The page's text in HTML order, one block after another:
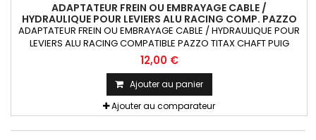
ADAPTATEUR FREIN OU EMBRAYAGE CABLE /
HYDRAULIQUE POUR LEVIERS ALU RACING COMP. PAZZO
TITAX CHAFT PUIG RIZOMA X1
ADAPTATEUR FREIN OU EMBRAYAGE CABLE / HYDRAULIQUE POUR
LEVIERS ALU RACING COMPATIBLE PAZZO TITAX CHAFT PUIG
RIZOMA 1 pièce
12,00 €
Ajouter au panier
Ajouter au comparateur